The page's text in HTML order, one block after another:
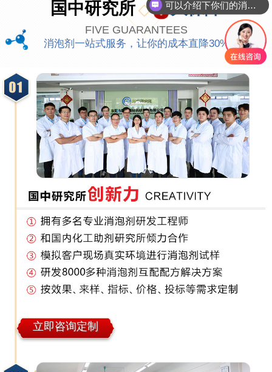
国中研究所 大保障
FIVE GUARANTEES
消泡剂一站式服务，让你的成本直降30%
立即咨询定制
你们是怎么收费的呢